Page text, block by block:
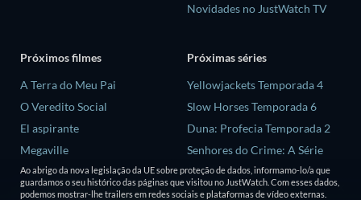
Novidades no JustWatch TV
Próximos filmes
A Terra do Meu Pai
O Veredito Social
El aspirante
Megaville
As Aventuras de Errol Flynn
Próximas séries
Yellowjackets Temporada 4
Slow Horses Temporada 6
Duna: Profecia Temporada 2
Senhores do Crime: A Série
Temporada 2
Love is Blind: Reino Unido
Ao abrigo da nova legislação da UE sobre proteção de dados, informamo-lo/a que
guardamos o seu histórico das páginas que visitou no JustWatch. Com esses dados,
podemos mostrar-lhe trailers em redes sociais e plataformas de vídeo externas.